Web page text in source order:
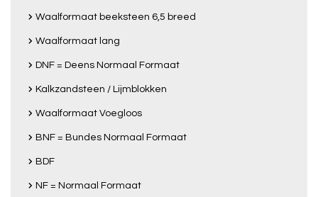
Waalformaat beeksteen 6,5 breed
Waalformaat lang
DNF = Deens Normaal Formaat
Kalkzandsteen / Lijmblokken
Waalformaat Voegloos
BNF = Bundes Normaal Formaat
BDF
NF = Normaal Formaat